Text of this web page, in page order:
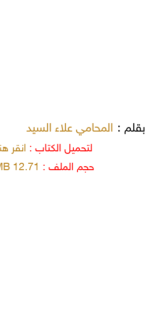
بقلم : المحامي علاء السيد
لتحميل الكتاب :انقر هنا
حجم الملف : 12.71 MB